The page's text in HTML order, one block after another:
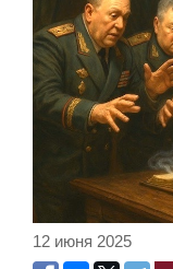
12 июня 2025